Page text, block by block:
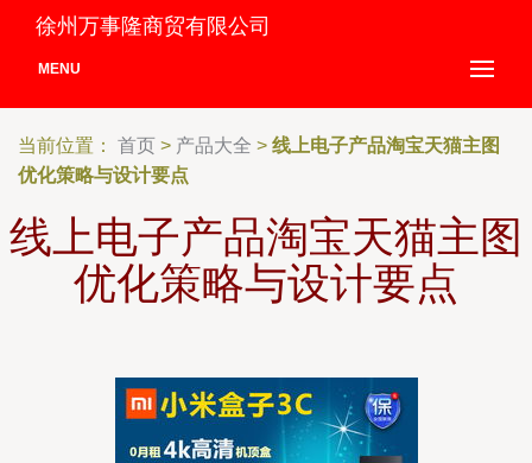
徐州万事隆商贸有限公司
MENU
当前位置： 首页 > 产品大全 > 线上电子产品淘宝天猫主图
优化策略与设计要点
线上电子产品淘宝天猫主图
优化策略与设计要点